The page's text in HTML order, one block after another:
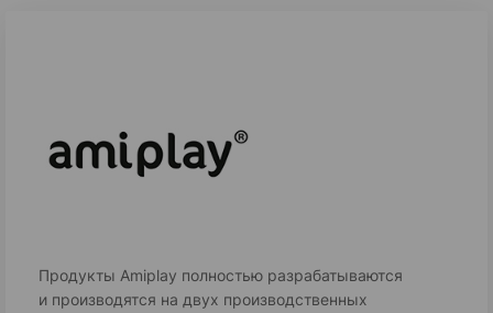
Продукты Amiplay полностью разрабатываются
и производятся на двух производственных